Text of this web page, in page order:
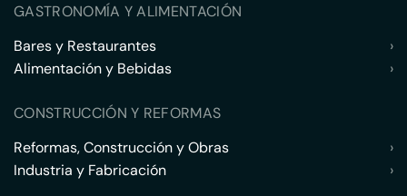
GASTRONOMÍA Y ALIMENTACIÓN
Bares y Restaurantes
›
Alimentación y Bebidas
›
CONSTRUCCIÓN Y REFORMAS
Reformas, Construcción y Obras
›
Industria y Fabricación
›